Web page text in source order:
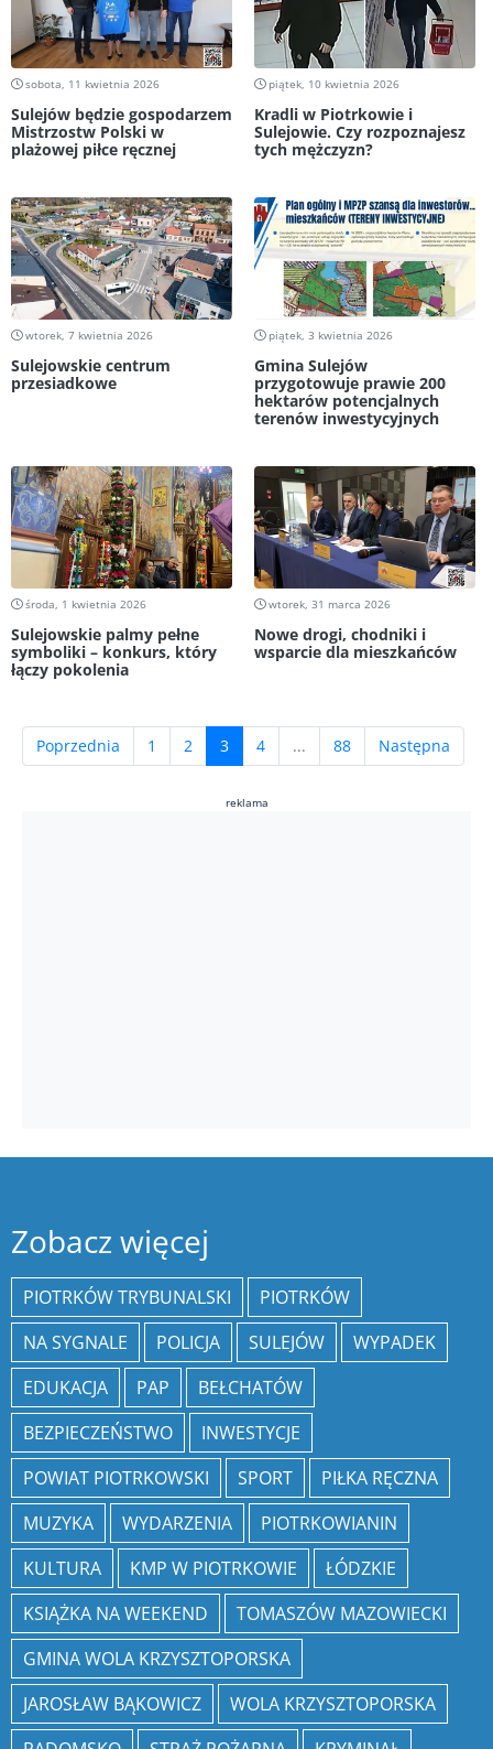
sobota, 11 kwietnia 2026
Sulejów będzie gospodarzem
Mistrzostw Polski w
plażowej piłce ręcznej
piątek, 10 kwietnia 2026
Kradli w Piotrkowie i
Sulejowie. Czy rozpoznajesz
tych mężczyzn?
wtorek, 7 kwietnia 2026
Sulejowskie centrum
przesiadkowe
piątek, 3 kwietnia 2026
Gmina Sulejów
przygotowuje prawie 200
hektarów potencjalnych
terenów inwestycyjnych
środa, 1 kwietnia 2026
Sulejowskie palmy pełne
symboliki – konkurs, który
łączy pokolenia
wtorek, 31 marca 2026
Nowe drogi, chodniki i
wsparcie dla mieszkańców
Poprzednia 1 2 3(current)
4 ... 88 Następna
reklama
Zobacz więcej
PIOTRKÓW TRYBUNALSKI
PIOTRKÓW
NA SYGNALE
POLICJA SULEJÓW
WYPADEK
EDUKACJA
PAP
BEŁCHATÓW
BEZPIECZEŃSTWO
INWESTYCJE
POWIAT PIOTRKOWSKI
SPORT
PIŁKA RĘCZNA
MUZYKA
WYDARZENIA
PIOTRKOWIANIN
KULTURA
KMP W PIOTRKOWIE
ŁÓDZKIE
KSIĄŻKA NA WEEKEND
TOMASZÓW MAZOWIECKI
GMINA WOLA KRZYSZTOPORSKA
JAROSŁAW BĄKOWICZ
WOLA KRZYSZTOPORSKA